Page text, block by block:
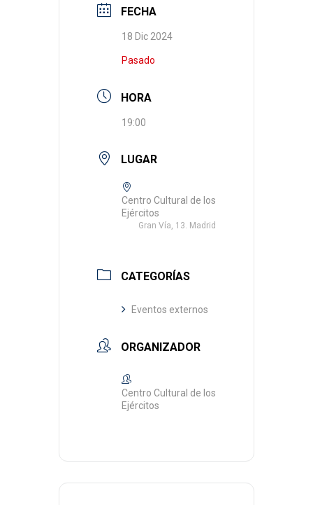
FECHA
18 Dic 2024
Pasado
HORA
19:00
LUGAR
Centro Cultural de los
Ejércitos
Gran Vía, 13. Madrid
CATEGORÍAS
Eventos externos
ORGANIZADOR
Centro Cultural de los
Ejércitos